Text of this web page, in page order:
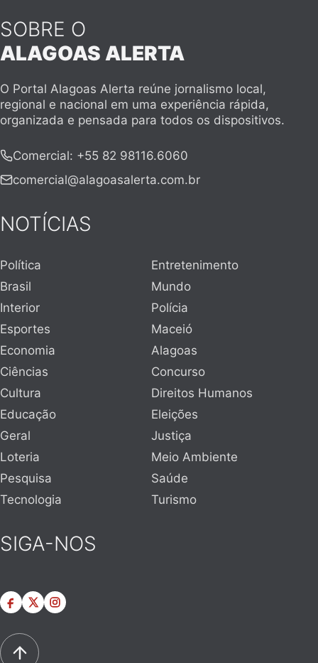
SOBRE O
ALAGOAS ALERTA
O Portal Alagoas Alerta reúne jornalismo local,
regional e nacional em uma experiência rápida,
organizada e pensada para todos os dispositivos.
Comercial: +55 82 98116.6060
comercial@alagoasalerta.com.br
NOTÍCIAS
Política
Entretenimento
Brasil
Mundo
Interior
Polícia
Esportes
Maceió
Economia
Alagoas
Ciências
Concurso
Cultura
Direitos Humanos
Educação
Eleições
Geral
Justiça
Loteria
Meio Ambiente
Pesquisa
Saúde
Tecnologia
Turismo
SIGA-NOS